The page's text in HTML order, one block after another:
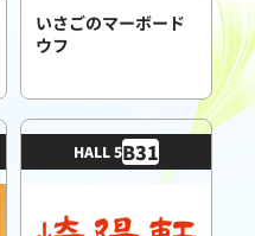
いさごのマーボード
ウフ
HALL 5B31